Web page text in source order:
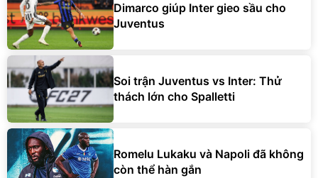
Dimarco giúp Inter gieo sầu cho
Juventus
Soi trận Juventus vs Inter: Thử
thách lớn cho Spalletti
Romelu Lukaku và Napoli đã không
còn thể hàn gắn